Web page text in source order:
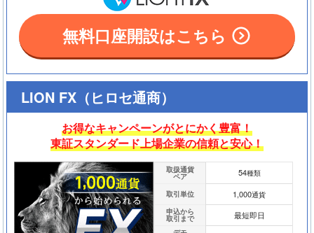
無料口座開設はこちら
LION FX（ヒロセ通商）
お得なキャンペーンがとにかく豊富！
東証スタンダード上場企業の信頼と安心！
取扱通貨
ペア 54種類
取引単位 1,000通貨
申込から
取引まで 最短即日